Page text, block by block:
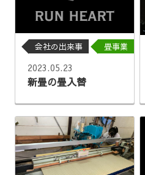
会社の出来事 畳事業
2023.05.23
新畳の畳入替